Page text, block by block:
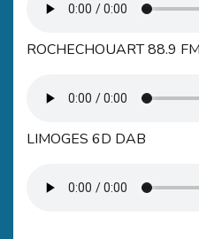
ROCHECHOUART 88.9 FM
LIMOGES 6D DAB